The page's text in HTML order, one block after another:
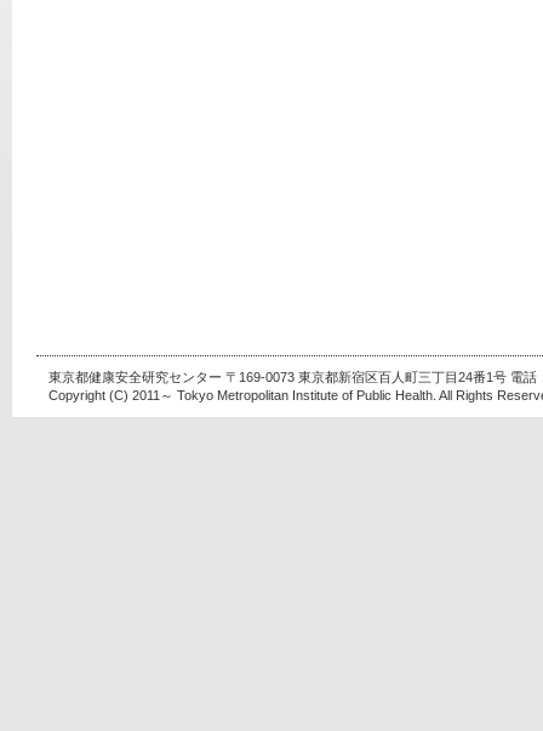
東京都健康安全研究センター 〒169-0073 東京都新宿区百人町三丁目24番1号 電話
Copyright (C) 2011～ Tokyo Metropolitan Institute of Public Health. All Rights